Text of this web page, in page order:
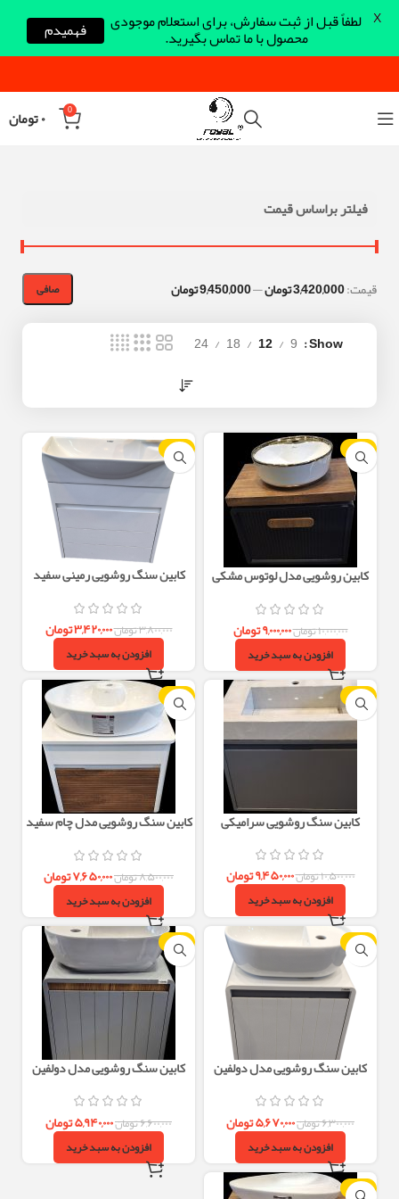
0 ۰تومان
فیلتر براساس قیمت
صافی قيمت:3,420,000 تومان —9,450,000 تومان
Show
9
12
18
24
-10%
کابین روشویی مدل لوتوس مشکی
۱۰,۰۰۰,۰۰۰تومان۹,۰۰۰,۰۰۰تومان
افزودن به سبد خرید
-10%
کابین سنگ روشویی رمینی سفید
۳,۸۰۰,۰۰۰تومان۳,۴۲۰,۰۰۰تومان
افزودن به سبد خرید
-10%
کابین سنگ روشویی سرامیکی
۱۰,۵۰۰,۰۰۰تومان۹,۴۵۰,۰۰۰تومان
افزودن به سبد خرید
-10%
کابین سنگ روشویی مدل چام سفید
۸,۵۰۰,۰۰۰تومان۷,۶۵۰,۰۰۰تومان
افزودن به سبد خرید
-10%
کابین سنگ روشویی مدل دولفین
۶,۳۰۰,۰۰۰تومان۵,۶۷۰,۰۰۰تومان
افزودن به سبد خرید
-10%
کابین سنگ روشویی مدل دولفین
۶,۶۰۰,۰۰۰تومان۵,۹۴۰,۰۰۰تومان
افزودن به سبد خرید
-10%
لطفاً قبل از ثبت سفارش، برای استعلام موجودی
محصول با ما تماس بگیرید. فهمیدم X